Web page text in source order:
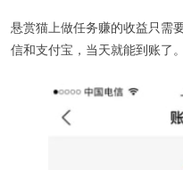
悬赏猫上做任务赚的收益只需
信和支付宝，当天就能到账了。